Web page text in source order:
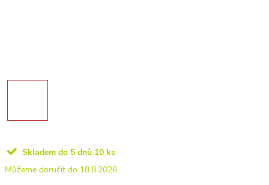
Skladem do 5 dnů 10 ks
18.8.2026